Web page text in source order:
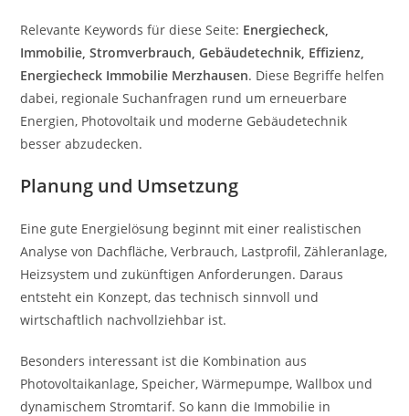
Relevante Keywords für diese Seite: Energiecheck,
Immobilie, Stromverbrauch, Gebäudetechnik, Effizienz,
Energiecheck Immobilie Merzhausen. Diese Begriffe helfen
dabei, regionale Suchanfragen rund um erneuerbare
Energien, Photovoltaik und moderne Gebäudetechnik
besser abzudecken.
Planung und Umsetzung
Eine gute Energielösung beginnt mit einer realistischen
Analyse von Dachfläche, Verbrauch, Lastprofil, Zähleranlage,
Heizsystem und zukünftigen Anforderungen. Daraus
entsteht ein Konzept, das technisch sinnvoll und
wirtschaftlich nachvollziehbar ist.
Besonders interessant ist die Kombination aus
Photovoltaikanlage, Speicher, Wärmepumpe, Wallbox und
dynamischem Stromtarif. So kann die Immobilie in